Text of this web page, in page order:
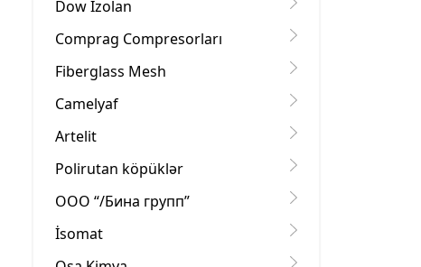
Dow Izolan
Comprag Compresorları
Fiberglass Mesh
Camelyaf
Artelit
Polirutan köpüklər
OOO “/Бина групп”
İsomat